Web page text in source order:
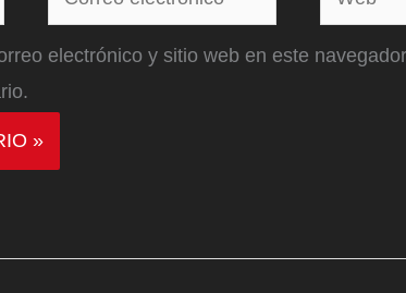
electrónico*
electrónico y sitio web en este